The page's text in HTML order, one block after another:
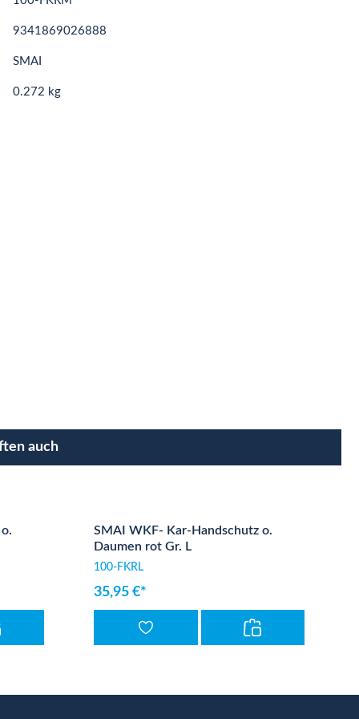
9341869026888
SMAI
0.272 kg
auch
SMAI WKF- Kar-Handschutz o.
Daumen rot Gr. L
100-FKRL
35,95 €*